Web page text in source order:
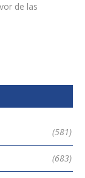
de las
(581)
(683)